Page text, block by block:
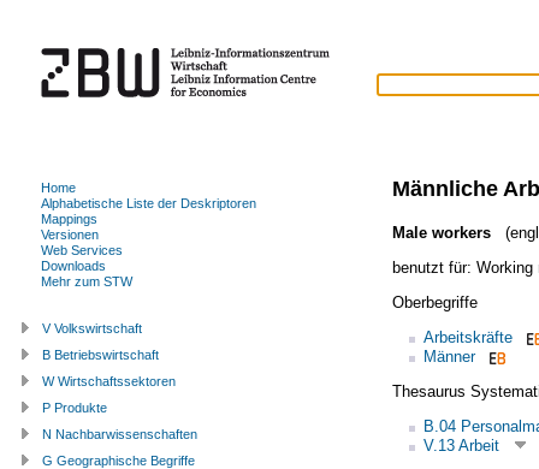
Männliche
Male workers
benutzt für: Working
Oberbegriffe
Arbeitskräfte
Männer
Thesaurus
B.04
V.13 Arbeit
Home
Alphabetische Liste der Deskriptoren
Mappings
Versionen
Web Services
Downloads
Mehr zum STW
V Volkswirtschaft
B Betriebswirtschaft
W Wirtschaftssektoren
P Produkte
N Nachbarwissenschaften
G Geographische Begriffe